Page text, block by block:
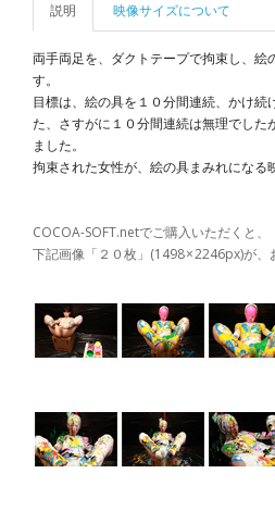
説明 映像サイズについて
両手両足を、ダクトテープで拘束し、絵
す。
目標は、絵の具を１０分間連続、かけ続
た、さすがに１０分間連続は無理でした
ました。
拘束された女性が、絵の具まみれになる
COCOA-SOFT.netでご購入いただくと、
下記画像「２０枚」(1498 × 2246px)が、